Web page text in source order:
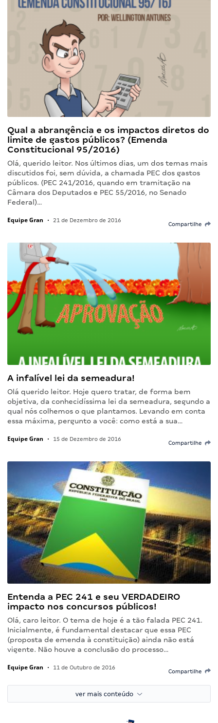
Qual a abrangência e os impactos diretos do
limite de gastos públicos? (Emenda
Constitucional 95/2016)
Olá, querido leitor. Nos últimos dias, um dos temas mais
discutidos foi, sem dúvida, a chamada PEC dos gastos
públicos. (PEC 241/2016, quando em tramitação na
Câmara dos Deputados e PEC 55/2016, no Senado
Federal)…
Equipe Gran • 21 de Dezembro de 2016
Compartilhe
A infalível lei da semeadura!
Olá querido leitor. Hoje quero tratar, de forma bem
objetiva, da conhecidíssima lei da semeadura, segundo a
qual nós colhemos o que plantamos. Levando em conta
essa máxima, pergunto a você: como está a sua…
Equipe Gran • 15 de Dezembro de 2016
Compartilhe
Entenda a PEC 241 e seu VERDADEIRO
impacto nos concursos públicos!
Olá, caro leitor. O tema de hoje é a tão falada PEC 241.
Inicialmente, é fundamental destacar que essa PEC
(proposta de emenda à constituição) ainda não está
vigente. Não houve a conclusão do processo…
Equipe Gran • 11 de Outubro de 2016
Compartilhe
ver mais conteúdo